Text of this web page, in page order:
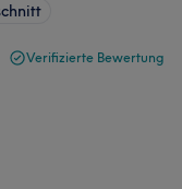
Verifizierte Bewertung